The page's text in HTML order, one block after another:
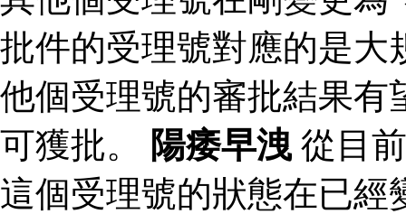
批件的受理號對應的是大
他個受理號的審批結果有
可獲批。
陽痿早洩 從目
這個受理號的狀態在已經